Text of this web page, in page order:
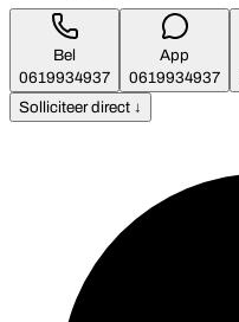
Bel
0619934937
App
0619934937
Solliciteer direct ↓